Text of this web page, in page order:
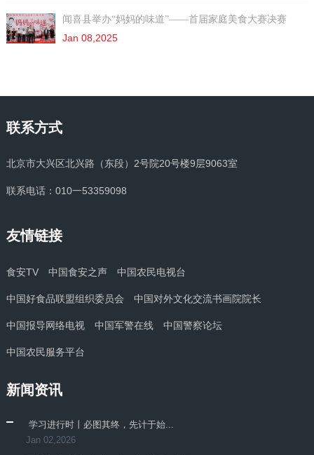
闻喜县举办“妈妈的味道”——首届家庭美食大赛决赛
Jan 08,2025
联系方式
北京市大兴区北兴路（东段）2号院20号楼9层9063室
联系电话：010一53359098
友情链接
食安TV 中国食安之声 中国农民电视台
中国好食品联盟组织委员会 中国对外文化交流书画院院长
中国报导网络电视 中国军警在线 中国警察论坛
中国农民服务平台
新闻资讯
​ 学习进行时丨必图其终，先计于始...
Jan 02,2026